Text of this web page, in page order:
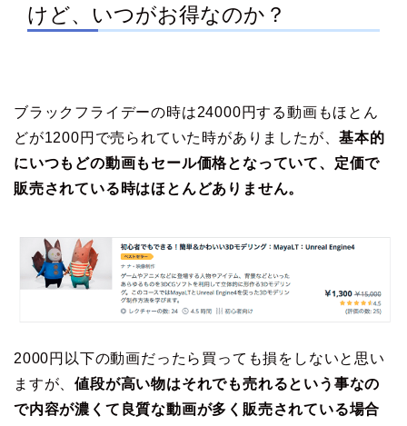
けど、いつがお得なのか？
ブラックフライデーの時は24000円する動画もほとん
どが1200円で売られていた時がありましたが、基本的
にいつもどの動画もセール価格となっていて、定価で
販売されている時はほとんどありません。
2000円以下の動画だったら買っても損をしないと思い
ますが、値段が高い物はそれでも売れるという事なの
で内容が濃くて良質な動画が多く販売されている場合